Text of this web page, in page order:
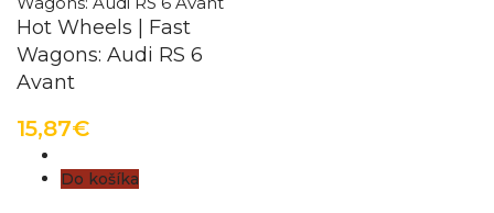
Hot Wheels | Fast
Wagons: Audi RS 6
Avant
15,87€
Do košíka